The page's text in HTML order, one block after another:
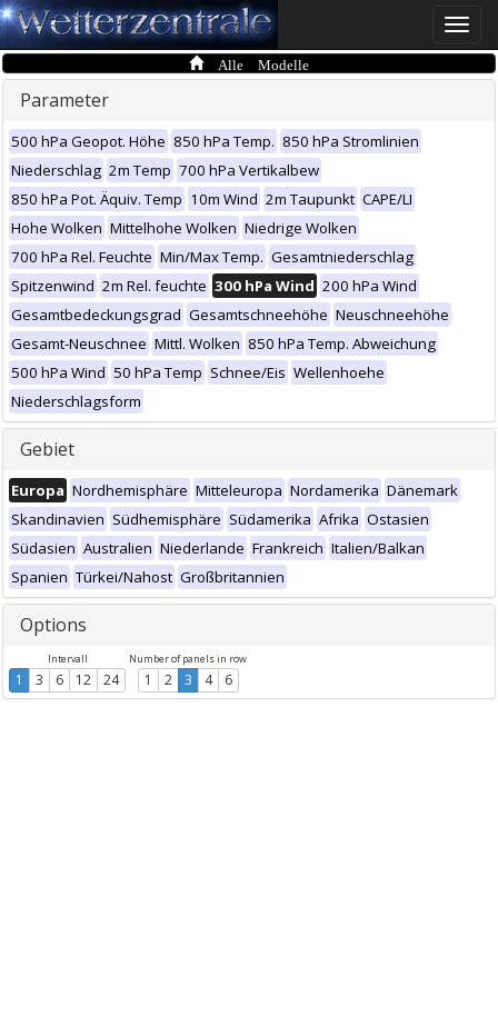
Toggle
Alle Modelle
Parameter
500 hPa Geopot. Höhe 850 hPa Temp. 850 hPa Stromlinien
Niederschlag 2m Temp 700 hPa Vertikalbew
850 hPa Pot. Äquiv. Temp 10m Wind 2m Taupunkt CAPE/LI
Hohe Wolken Mittelhohe Wolken Niedrige Wolken
700 hPa Rel. Feuchte Min/Max Temp. Gesamtniederschlag
Spitzenwind 2m Rel. feuchte 300 hPa Wind 200 hPa Wind
Gesamtbedeckungsgrad Gesamtschneehöhe Neuschneehöhe
Gesamt-Neuschnee Mittl. Wolken 850 hPa Temp. Abweichung
500 hPa Wind 50 hPa Temp Schnee/Eis Wellenhoehe
Niederschlagsform
Gebiet
Europa Nordhemisphäre Mitteleuropa Nordamerika Dänemark
Skandinavien Südhemisphäre Südamerika Afrika Ostasien
Südasien Australien Niederlande Frankreich Italien/Balkan
Spanien Türkei/Nahost Großbritannien
Options
Intervall
1 3 6 12 24
Number of panels in row
1 2 3 4 6